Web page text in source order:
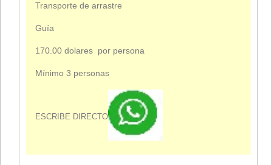
Transporte de arrastre
Guía
170.00 dolares por persona
Mínimo 3 personas
ESCRIBE DIRECTO